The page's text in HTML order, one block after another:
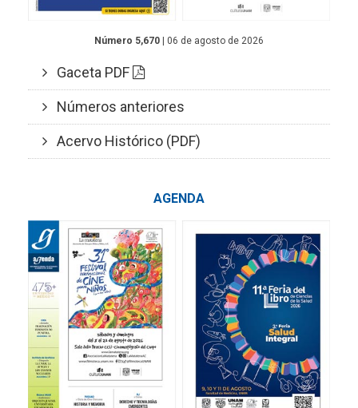
Número 5,670 | 06 de agosto de 2026
Gaceta PDF
Números anteriores
Acervo Histórico (PDF)
AGENDA